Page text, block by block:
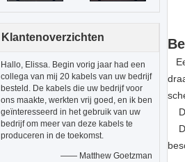
Klantenoverzichten
Hallo, Elissa. Begin vorig jaar had een
collega van mij 20 kabels van uw bedrijf
besteld. De kabels die uw bedrijf voor
ons maakte, werkten vrij goed, en ik ben
geïnteresseerd in het gebruik van uw
bedrijf om meer van deze kabels te
produceren in de toekomst.
—— Matthew Goetzman